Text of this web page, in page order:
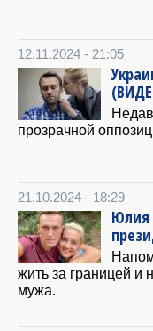
12.11.2024 - 21:05
прозрачной
21.10.2024 - 18:29
Юлия
жить за границей
мужа.